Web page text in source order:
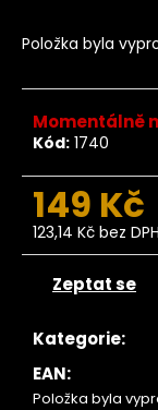
Položka byla
Momentálně
Kód: 1740
149 Kč
123,14 Kč bez DPH
Měrná
Kategorie:
EAN:
Položka byla
Zeptat se
o
o
u
č
u
e
Fíky